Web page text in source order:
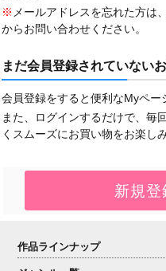
※ メールアドレスを忘れた方は
からお問い合わせください。
まだ会員登録されていない
会員登録をすると便利なMyペー
また、ログインするだけで、毎
くスムーズにお買い物をお楽し
作品ラインナップ